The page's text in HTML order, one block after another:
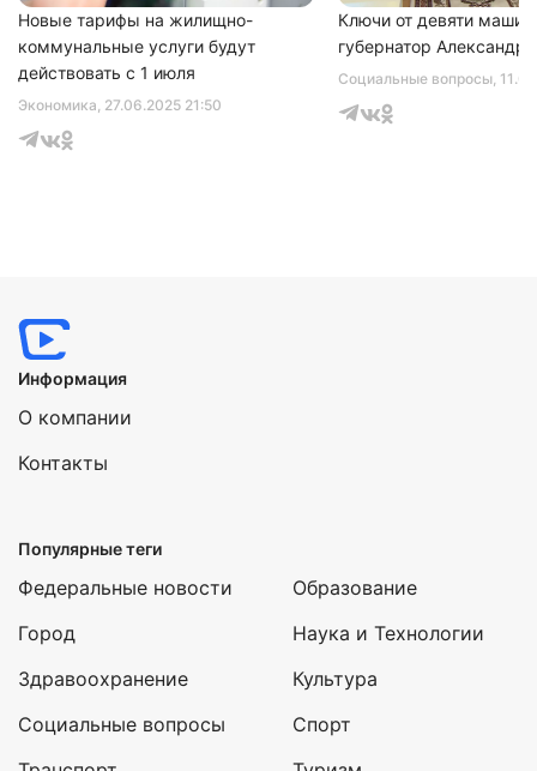
Экономика, 27.06.2025 21:50
Новые тарифы на жилищно-
коммунальные услуги будут
действовать с 1 июля
Социальные вопросы,
Ключи от девяти машин
губернатор Александр
Информация
О компании
Контакты
Популярные теги
Федеральные новости
Город
Здравоохранение
Социальные вопросы
Образование
Наука и Технологии
Культура
Спорт